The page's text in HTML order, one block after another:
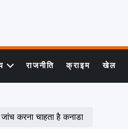
राजनीति क्राइम खेल
करना चाहता है कनाडा